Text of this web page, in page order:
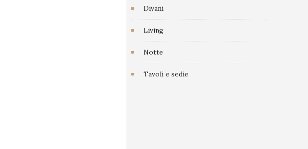
Divani
Living
Notte
Tavoli e sedie